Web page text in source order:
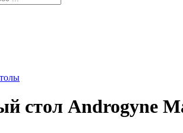
стол Androgyne